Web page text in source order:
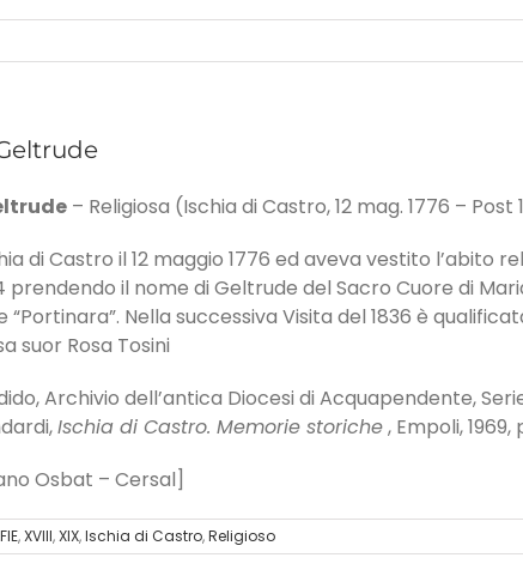
– Religiosa (Ischia di Castro, 12 mag. 1776 – Post
di Castro il 12 maggio 1776 ed aveva vestito l’abito
il nome di Geltrude del Sacro Cuore di
“Portinara”. Nella successiva Visita del 1836 è
suor Rosa Tosini
Archivio dell’antica Diocesi di Acquapendente,
Ischia di Castro. Memorie storiche, Empoli, 1969,
Osbat – Cersal]
,XVIII,XIX,Ischia di Castro,Religioso